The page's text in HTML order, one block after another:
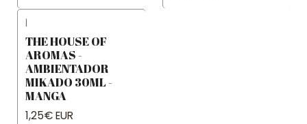
|
THE HOUSE OF
AROMAS -
AMBIENTADOR
MIKADO 30ML -
MANGA
1,25€ EUR